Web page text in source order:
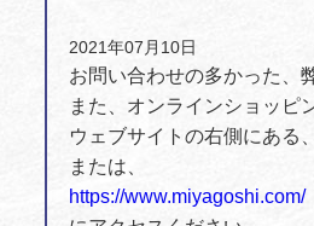
2021年07月10日
お問い合わせの多かった、
また、オンラインショッピ
ウェブサイトの右側にある
または、
https://www.miyagoshi.com/